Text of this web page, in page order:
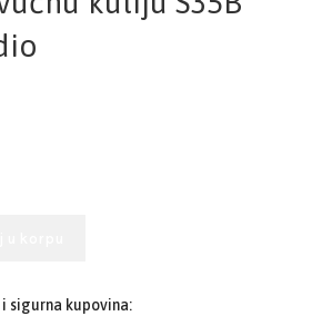
sigurna kupovina: